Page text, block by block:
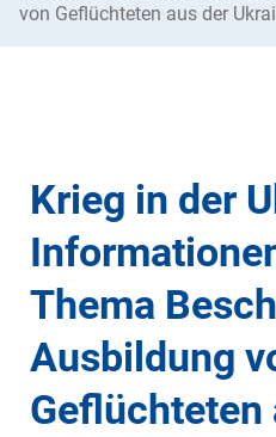
von Geflüchteten aus der
Krieg in der
Thema
Ausbildung
Geflüchteten